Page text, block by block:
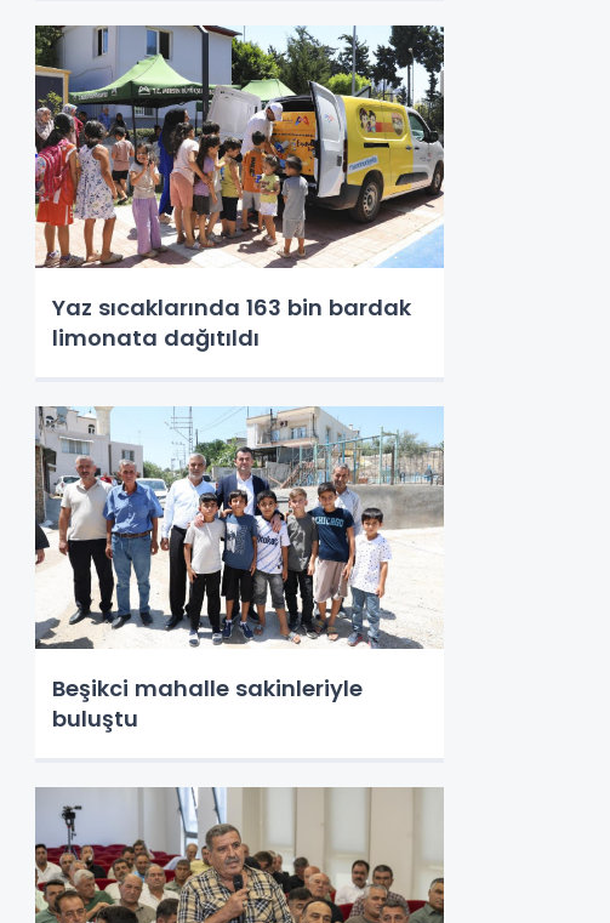
Yaz sıcaklarında 163 bin bardak
limonata dağıtıldı
Beşikci mahalle sakinleriyle
buluştu